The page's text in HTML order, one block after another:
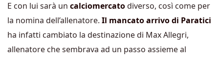
E con lui sarà un calciomercatodiverso, così come per
la nomina dell’allenatore. Il mancato arrivo di Paratici
ha infatti cambiato la destinazione di Max Allegri,
allenatore che sembrava ad un passo assieme al